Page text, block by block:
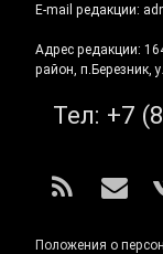
E-mail редакции:
Адрес редакции:
район, п.Березник,
Тел: +7
RSS E-
Положения о